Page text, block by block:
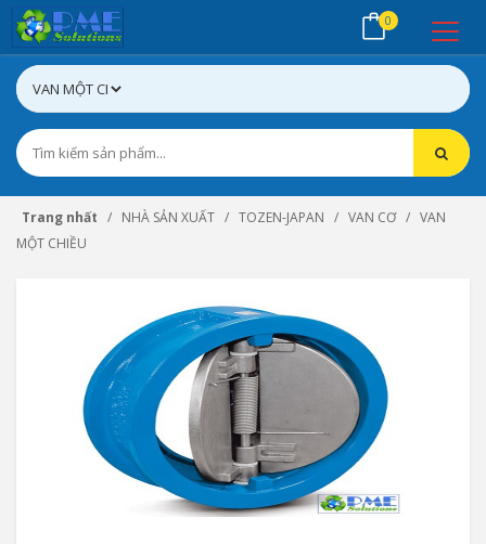
0
Trang nhất NHÀ SẢN XUẤT TOZEN-JAPAN VAN CƠ
VAN
MỘT CHIỀU